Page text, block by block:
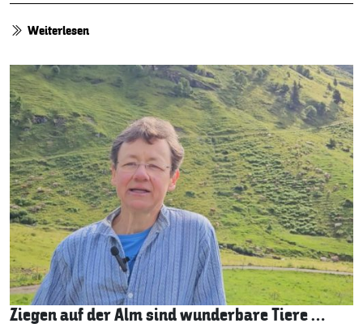
Weiterlesen
Ziegen auf der Alm sind wunderbare Tiere …